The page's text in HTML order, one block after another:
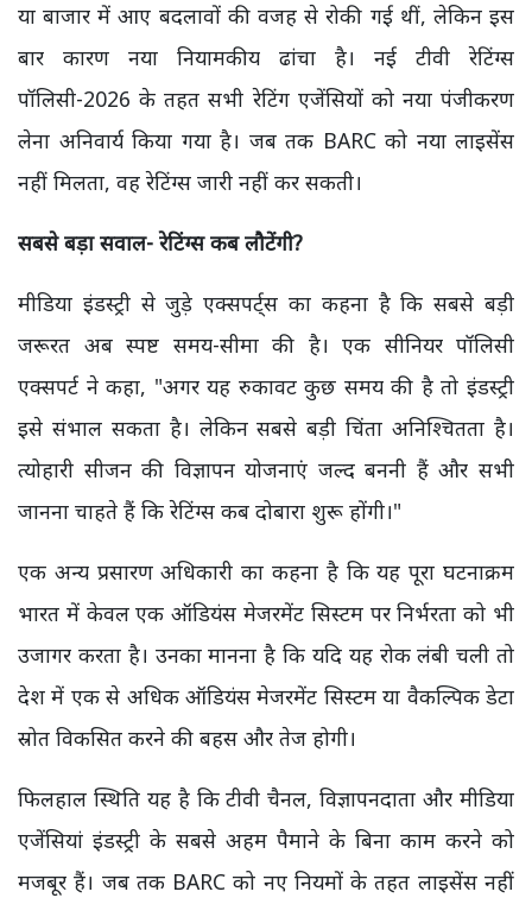
या बाजार में आए बदलावों की वजह से रोकी गई थीं, लेकिन इस
बार कारण नया नियामकीय ढांचा है। नई टीवी रेटिंग्स
पॉलिसी-2026 के तहत सभी रेटिंग एजेंसियों को नया पंजीकरण
लेना अनिवार्य किया गया है। जब तक BARC को नया लाइसेंस
नहीं मिलता, वह रेटिंग्स जारी नहीं कर सकती।
सबसे बड़ा सवाल- रेटिंग्स कब लौटेंगी?
मीडिया इंडस्ट्री से जुड़े एक्सपर्ट्स का कहना है कि सबसे बड़ी
जरूरत अब स्पष्ट समय-सीमा की है। एक सीनियर पॉलिसी
एक्सपर्ट ने कहा, "अगर यह रुकावट कुछ समय की है तो इंडस्ट्री
इसे संभाल सकता है। लेकिन सबसे बड़ी चिंता अनिश्चितता है।
त्योहारी सीजन की विज्ञापन योजनाएं जल्द बननी हैं और सभी
जानना चाहते हैं कि रेटिंग्स कब दोबारा शुरू होंगी।"
एक अन्य प्रसारण अधिकारी का कहना है कि यह पूरा घटनाक्रम
भारत में केवल एक ऑडियंस मेजरमेंट सिस्टम पर निर्भरता को भी
उजागर करता है। उनका मानना है कि यदि यह रोक लंबी चली तो
देश में एक से अधिक ऑडियंस मेजरमेंट सिस्टम या वैकल्पिक डेटा
स्रोत विकसित करने की बहस और तेज होगी।
फिलहाल स्थिति यह है कि टीवी चैनल, विज्ञापनदाता और मीडिया
एजेंसियां इंडस्ट्री के सबसे अहम पैमाने के बिना काम करने को
मजबूर हैं। जब तक BARC को नए नियमों के तहत लाइसेंस नहीं